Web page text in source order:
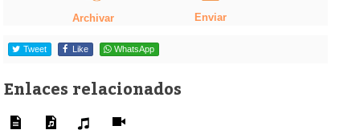
Archivar Enviar
Tweet Like WhatsApp
Enlaces relacionados